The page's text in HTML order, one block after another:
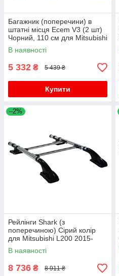
Багажник (поперечини) в
штатні місця Ecem V3 (2 шт)
Чорний, 110 см для Mitsubishi
L200 2015-2024 рр
В наявності
5 332 ₴ 5 439 ₴
Купити
–2%
Рейлінги Shark (з
поперечиною) Сірий колір
для Mitsubishi L200 2015-
2024 рр
В наявності
8 736 ₴ 8 911 ₴